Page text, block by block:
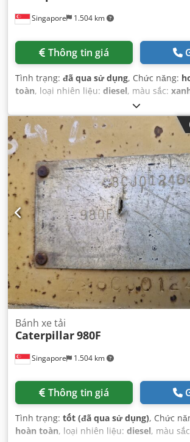
Singapore 1.504 km
Thông tin giá
Tình trạng: đã qua sử dụng, Chức năng:
toàn, loại nhiên liệu: diesel, màu sắc:
, số máy/phương tiện:
Singapore 1.504 km
Bánh xe tải
Caterpillar980F
Thông tin giá
Tình trạng: tốt (đã qua sử dụng), Chức
hoàn toàn, loại nhiên liệu: diesel, màu